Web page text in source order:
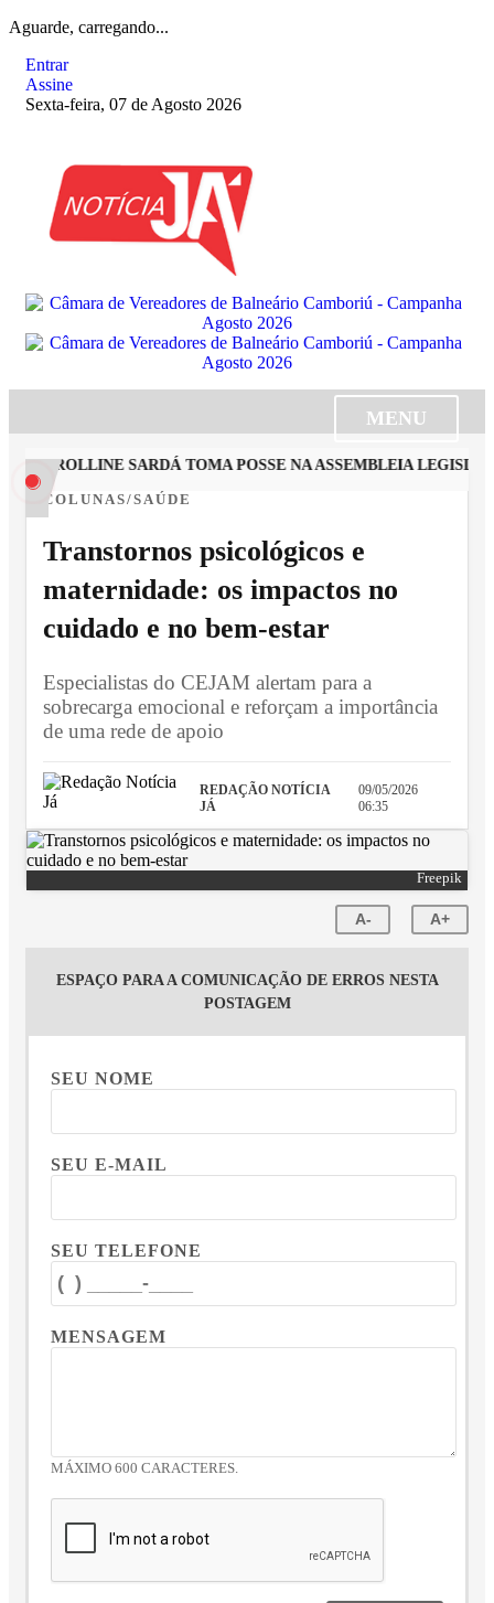
Aguarde, carregando...
Entrar
Assine
Sexta-feira, 07 de Agosto 2026
MENU
CAROLLINE SARDÁ TOMA POSSE NA ASSEMBLEIA
COLUNAS/SAÚDE
Transtornos psicológicos e
maternidade: os impactos no
cuidado e no bem-estar
Especialistas do CEJAM alertam para a
sobrecarga emocional e reforçam a importância
de uma rede de apoio
REDAÇÃO NOTÍCIA
JÁ
09/05/2026
06:35
Freepik
A- A+
ESPAÇO PARA A COMUNICAÇÃO DE ERROS NESTA
POSTAGEM
SEU NOME
SEU E-MAIL
SEU TELEFONE
MENSAGEM
MÁXIMO 600 CARACTERES.